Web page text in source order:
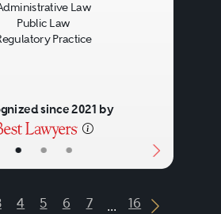
• • •
Law
Public Law
Practice
since 2021 by
4 5 6 7 ... 16